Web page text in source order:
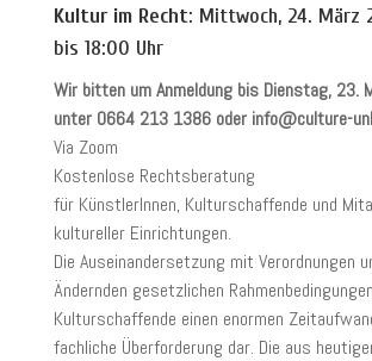
Kultur im Recht: Mittwoch, 24. März
bis 18:00 Uhr
Wir bitten um Anmeldung bis Dienstag, 23.
unter 0664 213 1386 oder info@culture-
Via Zoom
Kostenlose Rechtsberatung
für KünstlerInnen, Kulturschaffende und
kultureller Einrichtungen.
Die Auseinandersetzung mit Verordnungen
Ändernden gesetzlichen
Kulturschaffende einen enormen
fachliche Überforderung dar. Die aus